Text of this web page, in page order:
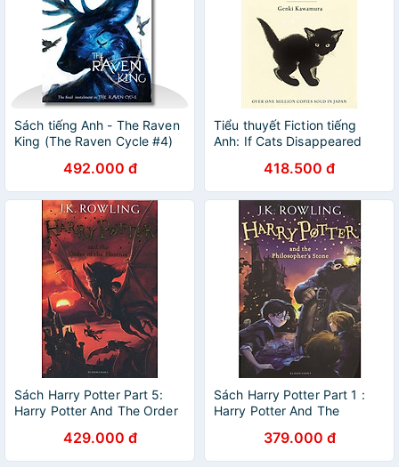
Sách tiếng Anh - The Raven
King (The Raven Cycle #4)
492.000 đ
Tiểu thuyết Fiction tiếng
Anh: If Cats Disappeared
418.500 đ
Sách Harry Potter Part 5:
Harry Potter And The Order
(Harry Potter và Hội phượng
hoàng) (English Book)
429.000 đ
Sách Harry Potter Part 1 :
Harry Potter And The
Potter và Hòn đá phù thủy)
(Paperback) (English Book)
379.000 đ